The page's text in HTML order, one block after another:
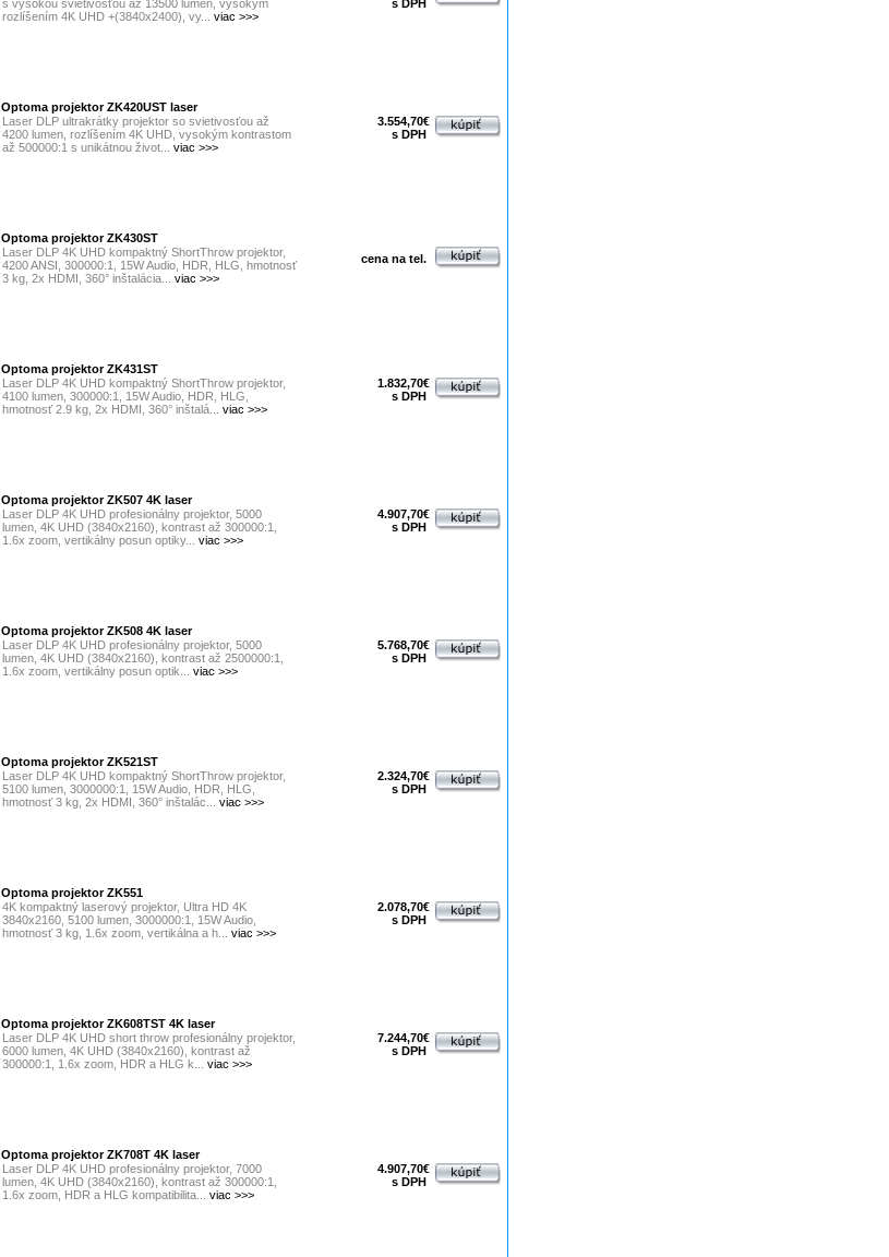
s vysokou svietivosťou až 13500 lumen, vysokým
rozlíšením 4K UHD +(3840x2400), vy... viac >>>
s DPH
Optoma projektor ZK420UST laser
Laser DLP ultrakrátky projektor so svietivosťou až
4200 lumen, rozlíšením 4K UHD, vysokým kontrastom
až 500000:1 s unikátnou život... viac >>>
3.554,70€
s DPH
Optoma projektor ZK430ST
Laser DLP 4K UHD kompaktný ShortThrow projektor,
4200 ANSI, 300000:1, 15W Audio, HDR, HLG, hmotnosť
3 kg, 2x HDMI, 360° inštalácia... viac >>>
cena na tel.
Optoma projektor ZK431ST
Laser DLP 4K UHD kompaktný ShortThrow projektor,
4100 lumen, 300000:1, 15W Audio, HDR, HLG,
hmotnosť 2.9 kg, 2x HDMI, 360° inštalá... viac >>>
1.832,70€
s DPH
Optoma projektor ZK507 4K laser
Laser DLP 4K UHD profesionálny projektor, 5000
lumen, 4K UHD (3840x2160), kontrast až 300000:1,
1.6x zoom, vertikálny posun optiky... viac >>>
4.907,70€
s DPH
Optoma projektor ZK508 4K laser
Laser DLP 4K UHD profesionálny projektor, 5000
lumen, 4K UHD (3840x2160), kontrast až 2500000:1,
1.6x zoom, vertikálny posun optik... viac >>>
5.768,70€
s DPH
Optoma projektor ZK521ST
Laser DLP 4K UHD kompaktný ShortThrow projektor,
5100 lumen, 3000000:1, 15W Audio, HDR, HLG,
hmotnosť 3 kg, 2x HDMI, 360° inštalác... viac >>>
2.324,70€
s DPH
Optoma projektor ZK551
4K kompaktný laserový projektor, Ultra HD 4K
3840x2160, 5100 lumen, 3000000:1, 15W Audio,
hmotnosť 3 kg, 1.6x zoom, vertikálna a h... viac >>>
2.078,70€
s DPH
Optoma projektor ZK608TST 4K laser
Laser DLP 4K UHD short throw profesionálny projektor,
6000 lumen, 4K UHD (3840x2160), kontrast až
300000:1, 1.6x zoom, HDR a HLG k... viac >>>
7.244,70€
s DPH
Optoma projektor ZK708T 4K laser
Laser DLP 4K UHD profesionálny projektor, 7000
lumen, 4K UHD (3840x2160), kontrast až 300000:1,
1.6x zoom, HDR a HLG kompatibilita... viac >>>
4.907,70€
s DPH